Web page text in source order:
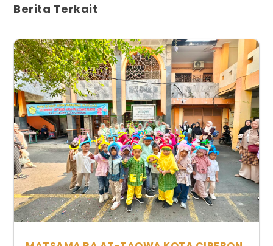
Berita Terkait